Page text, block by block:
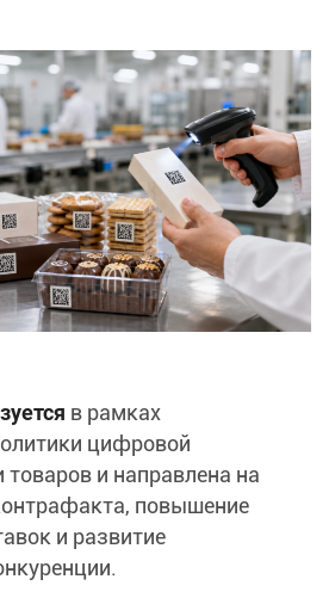
в рамках
цифровой
и направлена на
повышение
и развитие